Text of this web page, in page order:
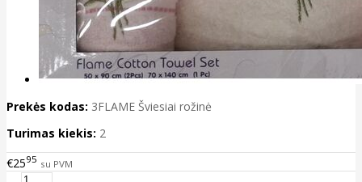
Prekės kodas: 3FLAME Šviesiai rožinė
Turimas kiekis: 2
€2595 su PVM